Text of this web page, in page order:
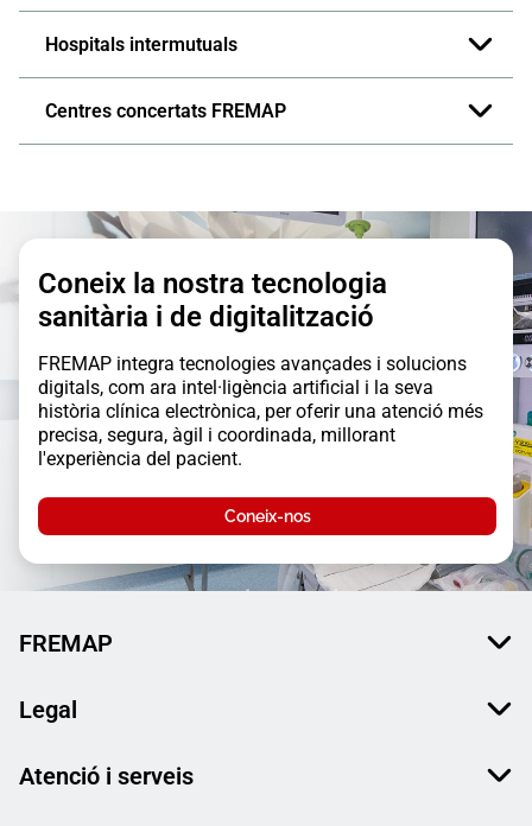
Hospitals intermutuals
Centres concertats FREMAP
Coneix la nostra tecnologia
sanitària i de digitalització
FREMAP integra tecnologies avançades i solucions
digitals, com ara intel·ligència artificial i la seva
història clínica electrònica, per oferir una atenció més
precisa, segura, àgil i coordinada, millorant
l'experiència del pacient.
Coneix-nos
FREMAP
Legal
Atenció i serveis